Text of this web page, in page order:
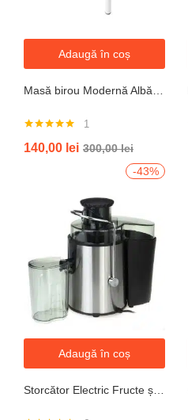
Adaugă în coș
5.00din 5
1
140,00 lei 300,00lei
-43%
Adaugă în coș